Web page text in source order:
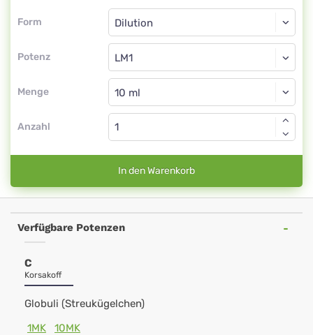
Form
Form
Potenz
Dilution
LM1
Menge
Dilution
Anzahl
In den Warenkorb
Verfügbare Potenzen
C
Korsakoff
Globuli (Streukügelchen)
1MK
10MK